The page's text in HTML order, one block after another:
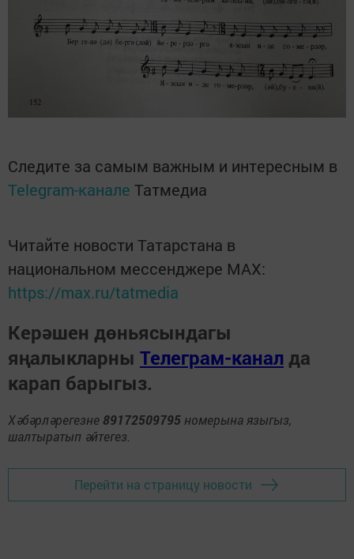
Следите за самым важным и интересным в
Telegram-канале Татмедиа
Читайте новости Татарстана в
национальном мессенджере MАХ:
https://max.ru/tatmedia
Керәшен дөньясындагы
яңалыкларны Телеграм-канал да
карап барыгыз.
Хәбәрләрегезне 89172509795 номерына языгыз,
шалтыратып әйтегез.
Перейти на страницу новости